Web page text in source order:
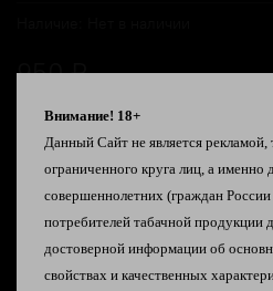
950 ₽
В избранное
Добавить в сравнение
Внимание! 18+
Данный Сайт не является рекламой,
ограниченного круга лиц, а именно
совершеннолетних (граждан
потребителей табачной продукции
достоверной информации об
свойствах и качественных